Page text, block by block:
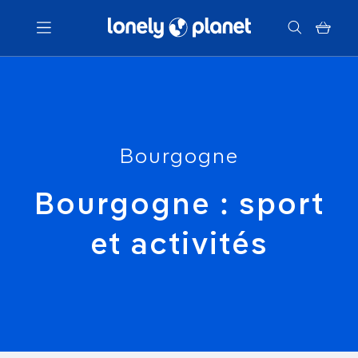
Menu
Bourgogne
Bourgogne : sport
et activités